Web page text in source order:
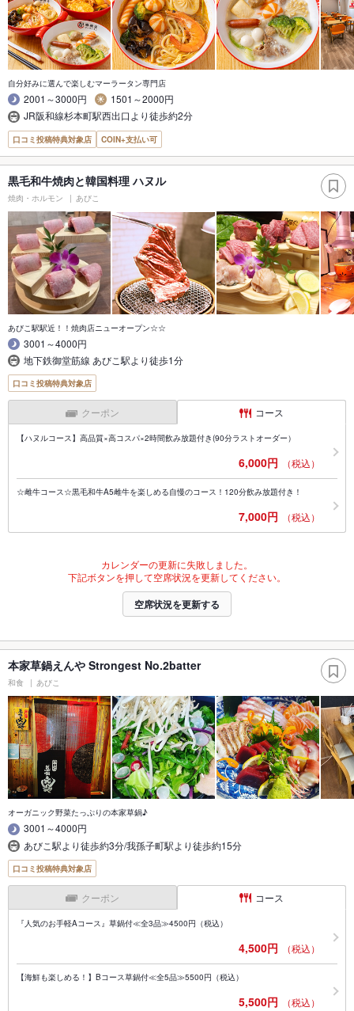
自分好みに選んで楽しむマーラータン専門店
2001～3000円
1501～2000円
JR阪和線杉本町駅西出口より徒歩約2分
口コミ投稿特典対象店 COIN+支払い可
黒毛和牛焼肉と韓国料理 ハヌル
焼肉・ホルモン あびこ
あびこ駅駅近！！焼肉店ニューオープン☆☆
3001～4000円
地下鉄御堂筋線 あびこ駅より徒歩1分
口コミ投稿特典対象店
クーポン コース
【ハヌルコース】高品質×高コスパ×2時間飲み放題付き(90分ラストオーダー）
6,000円 （税込）
☆雌牛コース☆黒毛和牛A5雌牛を楽しめる自慢のコース！120分飲み放題付き！
7,000円 （税込）
カレンダーの更新に失敗しました。
下記ボタンを押して空席状況を更新してください。
空席状況を更新する
本家草鍋えんや Strongest No.2batter
和食 あびこ
オーガニック野菜たっぷりの本家草鍋♪
3001～4000円
あびこ駅より徒歩約3分/我孫子町駅より徒歩約15分
口コミ投稿特典対象店
クーポン コース
『人気のお手軽Aコース』草鍋付≪全3品≫4500円（税込）
4,500円 （税込）
【海鮮も楽しめる！】Bコース草鍋付≪全5品≫5500円（税込）
5,500円 （税込）